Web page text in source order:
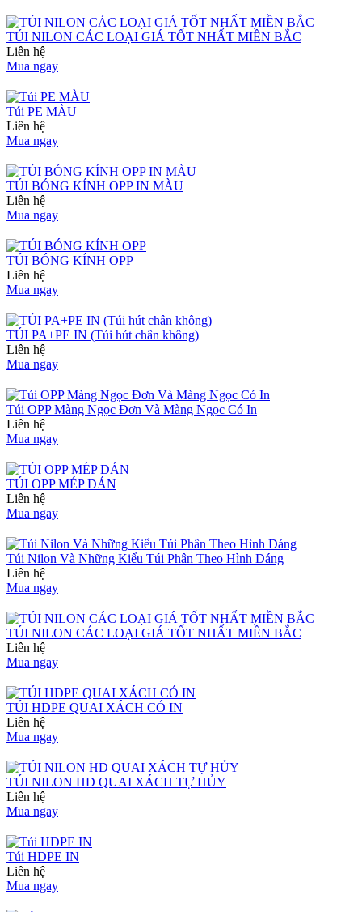
TÚI NILON CÁC LOẠI GIÁ TỐT NHẤT MIỀN BẮC
Liên hệ
Mua ngay
Túi PE MÀU
Liên hệ
Mua ngay
TÚI BÓNG KÍNH OPP IN MÀU
Liên hệ
Mua ngay
TÚI BÓNG KÍNH OPP
Liên hệ
Mua ngay
TÚI PA+PE IN (Túi hút chân không)
Liên hệ
Mua ngay
Túi OPP Màng Ngọc Đơn Và Màng Ngọc Có In
Liên hệ
Mua ngay
TÚI OPP MÉP DÁN
Liên hệ
Mua ngay
Túi Nilon Và Những Kiểu Túi Phân Theo Hình Dáng
Liên hệ
Mua ngay
TÚI NILON CÁC LOẠI GIÁ TỐT NHẤT MIỀN BẮC
Liên hệ
Mua ngay
TÚI HDPE QUAI XÁCH CÓ IN
Liên hệ
Mua ngay
TÚI NILON HD QUAI XÁCH TỰ HỦY
Liên hệ
Mua ngay
Túi HDPE IN
Liên hệ
Mua ngay